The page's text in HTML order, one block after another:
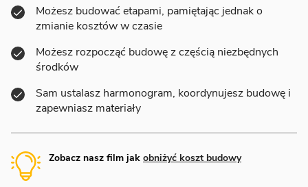
Możesz budować etapami, pamiętając jednak o
zmianie kosztów w czasie
Możesz rozpocząć budowę z częścią niezbędnych
środków
Sam ustalasz harmonogram, koordynujesz budowę i
zapewniasz materiały
Zobacz nasz film jak obniżyć koszt budowy